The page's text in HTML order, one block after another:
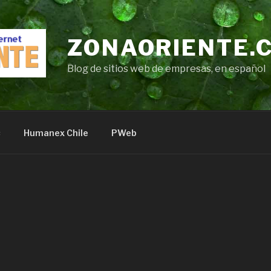
Blog de sitios web de empresas, en español
Humanex Chile PWeb